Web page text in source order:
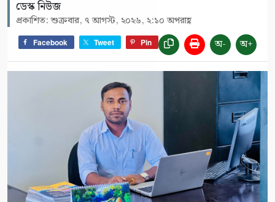
ডেস্ক নিউজ
প্রকাশিত: শুক্রবার, ৭ আগস্ট, ২০২৬, ২:১০ অপরাহ্ণ
Facebook Tweet Pin অ- অ+